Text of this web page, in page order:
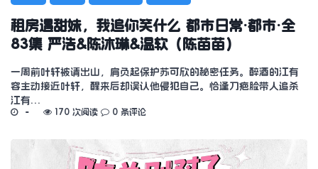
租房遇甜妹，我追你笑什么 都市日常·都市·全
83集 严浩&陈沐琳&温软（陈苗苗）
一周前叶轩被请出山，肩负起保护苏可欣的秘密任务。醉酒的江有
容主动接近叶轩，醒来后却误认他侵犯自己。恰逢刀疤脸带人追杀
江有…
170 次阅读 0 条评论